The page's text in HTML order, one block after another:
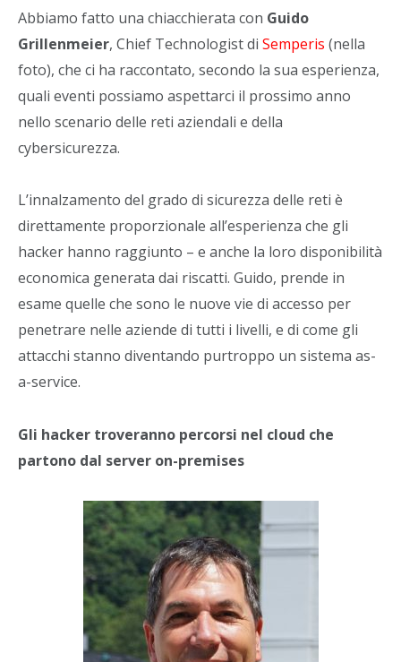
Abbiamo fatto una chiacchierata con Guido
Grillenmeier, Chief Technologist di Semperis (nella
foto), che ci ha raccontato, secondo la sua esperienza,
quali eventi possiamo aspettarci il prossimo anno
nello scenario delle reti aziendali e della
cybersicurezza.
L’innalzamento del grado di sicurezza delle reti è
direttamente proporzionale all’esperienza che gli
hacker hanno raggiunto – e anche la loro disponibilità
economica generata dai riscatti. Guido, prende in
esame quelle che sono le nuove vie di accesso per
penetrare nelle aziende di tutti i livelli, e di come gli
attacchi stanno diventando purtroppo un sistema as-
a-service.
Gli hacker troveranno percorsi nel cloud che
partono dal server on-premises